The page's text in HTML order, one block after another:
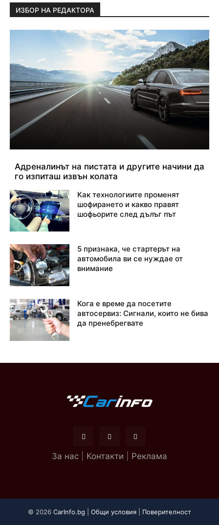
ИЗБОР НА РЕДАКТОРА
Адреналинът на пистата и другите начини да
го изпиташ извън колата
Как технологиите променят
шофирането и какво правят
шофьорите след дълъг път
5 признака, че стартерът на
автомобила ви се нуждае от
внимание
Кога е време да посетите
автосервиз: Сигнали, които не бива
да пренебрегвате
За нас Контакти Реклама
© 2026 CarInfo.bg Общи условия Поверителност